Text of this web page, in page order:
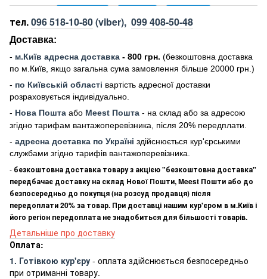
тел.096 518-10-80(viber), 099 408-50-48
Доставка:
- м.Київ адресна доставка - 800 грн. (безкоштовна доставка
по м.Київ, якщо загальна сума замовлення більше 20000 грн .)
- по Київській області вартість адресної доставки
розраховується індивідуально.
- Нова Пошта або Meest Пошта - на склад або за адресою
згідно тарифам вантажоперевізника, після 20% передплати.
- адресна доставка по Україні здійснюється кур'єрськими
службами згідно тарифів вантажоперевізника.
- безкоштовна доставка товару з акцією "безкоштовна доставка"
передбачає доставку на склад Нової Пошти, Meest Пошти або до
безпосередньо до покупця (на розсуд продавця) після
передоплати 20% за товар. При доставці нашим кур'єром в м.Київ і
його регіон передоплата не знадобиться для більшості товарів.
Детальніше про доставку
Оплата:
1. Готівкою кур'єру - оплата здійснюється безпосередньо
при отриманні товару.